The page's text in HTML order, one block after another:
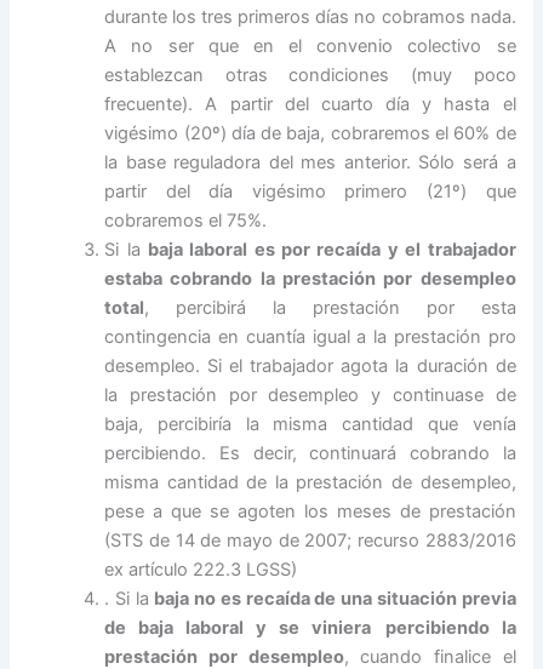
durante los tres primeros días no cobramos nada.
A no ser que en el convenio colectivo se
establezcan otras condiciones (muy poco
frecuente). A partir del cuarto día y hasta el
vigésimo (20º) día de baja, cobraremos el 60% de
la base reguladora del mes anterior. Sólo será a
partir del día vigésimo primero (21º) que
cobraremos el 75%.
Si la baja laboral es por recaída y el trabajador
estaba cobrando la prestación por desempleo
total, percibirá la prestación por esta
contingencia en cuantía igual a la prestación pro
desempleo. Si el trabajador agota la duración de
la prestación por desempleo y continuase de
baja, percibiría la misma cantidad que venía
percibiendo. Es decir, continuará cobrando la
misma cantidad de la prestación de desempleo,
pese a que se agoten los meses de prestación
(STS de 14 de mayo de 2007; recurso 2883/2016
ex artículo 222.3 LGSS)
. Si la baja no es recaída de una situación previa
de baja laboral y se viniera
percibiendo la
prestación por desempleo, cuando finalice el